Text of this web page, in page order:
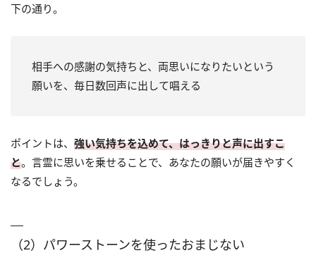
下の通り。
相手への感謝の気持ちと、両思いになりたいという
願いを、毎日数回声に出して唱える
ポイントは、 強い気持ちを込めて、はっきりと声に出すこ
と。言霊に思いを乗せることで、あなたの願いが届きやすく
なるでしょう。
（2）パワーストーンを使ったおまじない